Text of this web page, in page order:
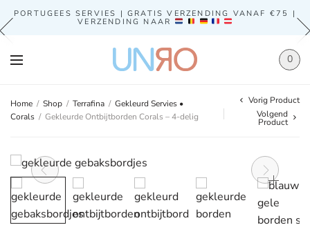
PORTUGEES SERVIES | GRATIS VERZENDING VANAF €75 |
VERZENDING NAAR
0
Home / Shop / Terrafina / Gekleurd Servies •
Corals / Gekleurde Ontbijtborden Corals – 4-delig
Vorig Product
Volgend
Product